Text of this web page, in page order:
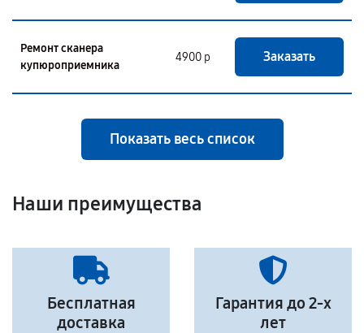
Ремонт сканера
купюроприемника
4900 р Заказать
Показать весь список
Наши преимущества
Бесплатная
доставка
Гарантия до 2-х
лет